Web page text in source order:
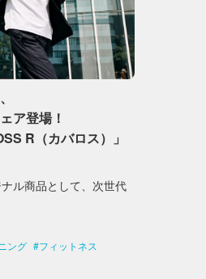
ア登場！
R（カバロス）」
ル商品として、次世代
ング
フィットネス